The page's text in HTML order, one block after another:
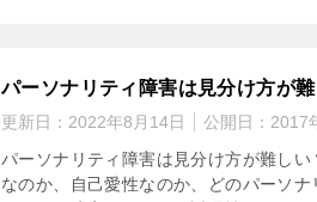
パーソナリティ障害は見分け方が
更新日： 2022年8月14日 公開日： 2017
パーソナリティ障害は見分け方が難し
なのか、自己愛性なのか、どのパーソ